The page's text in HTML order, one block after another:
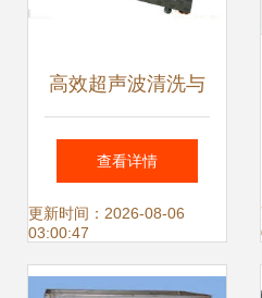
高效超声波清洗与
焊接方案 — 佛山
顺德佳姆信超声设
备
查看详情
更新时间：2026-08-06
03:00:47